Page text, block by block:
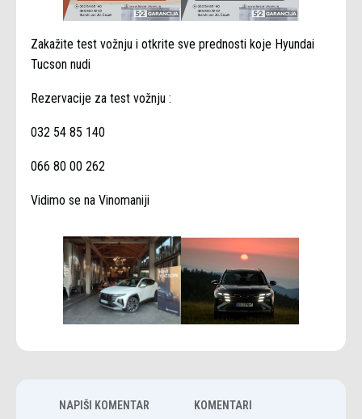
Zakažite test vožnju i otkrite sve prednosti koje Hyundai
Tucson nudi
Rezervacije za test vožnju :
032 54 85 140
066 80 00 262
Vidimo se na Vinomaniji
NAPIŠI KOMENTAR KOMENTARI